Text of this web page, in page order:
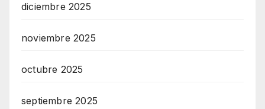
diciembre 2025
noviembre 2025
octubre 2025
septiembre 2025